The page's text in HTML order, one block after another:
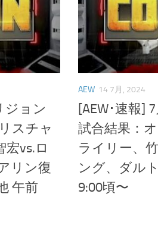
ジョン
スチャ
vs.ロ
リン復
午前
AEW 14 7月, 2024
[AEW･速報]
試合結果：
ライリー、
ング、ダル
9:00頃〜